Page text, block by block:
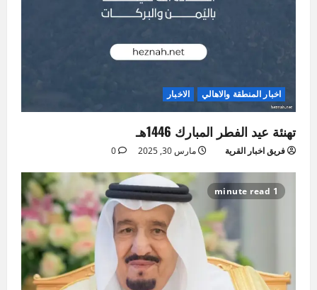
اخبار المنطقة والاهالي الاخبار
تهنئة عيد الفطر المبارك 1446هـ
فريق اخبار القرية مارس 30, 2025 0
1 minute read